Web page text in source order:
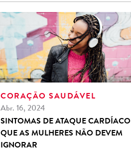
CORAÇÃO SAUDÁVEL
Abr. 16, 2024
SINTOMAS DE ATAQUE CARDÍACO
QUE AS MULHERES NÃO DEVEM
IGNORAR